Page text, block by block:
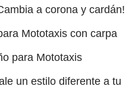
a corona y cardán!
Mototaxis con carpa
para Mototaxis
un estilo diferente a tu